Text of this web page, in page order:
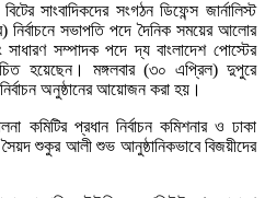
সাংবাদিকদের সংগঠন ডিফেন্স জার্নালিস্ট
নির্বাচনে সভাপতি পদে দৈনিক সময়ের আলোর
সম্পাদক পদে দ্য বাংলাদেশ পোস্টের
হয়েছেন। মঙ্গলবার (৩০ এপ্রিল) দুপুরে
অনুষ্ঠানের আয়োজন করা হয়।
কমিটির প্রধান নির্বাচন কমিশনার ও ঢাকা
শুকুর আলী শুভ আনুষ্ঠানিকভাবে বিজয়ীদের